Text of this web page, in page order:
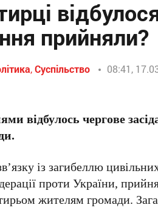
прийняли?
,Суспільство 08:41,
відбулось чергове
.
із загибеллю
проти України,
жителям громади.